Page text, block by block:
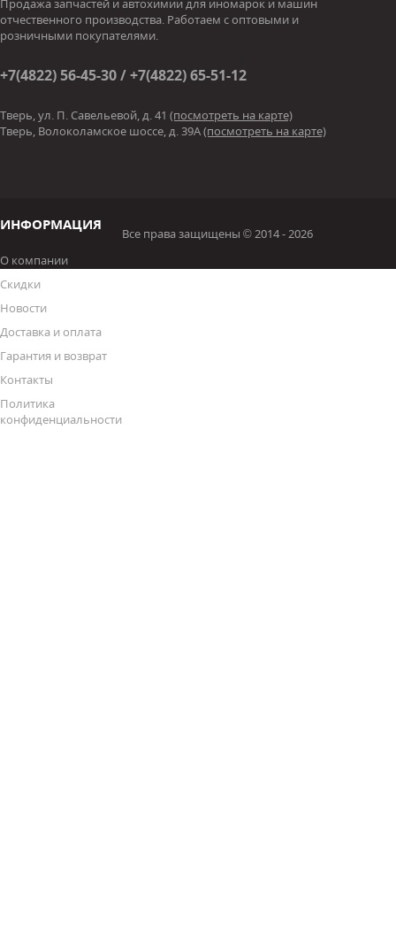
Продажа запчастей и автохимии для иномарок и машин
отчественного производства. Работаем с оптовыми и
розничными покупателями.
+7(4822) 56-45-30 / +7(4822) 65-51-12
Тверь, ул. П. Савельевой, д. 41 (посмотреть на карте)
Тверь, Волоколамское шоссе, д. 39А(посмотреть на карте)
ИНФОРМАЦИЯ
О компании
Скидки
Новости
Доставка и оплата
Гарантия и возврат
Контакты
Политика
конфиденциальности
Все права защищены © 2014 - 2026